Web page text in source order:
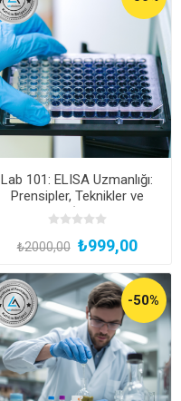
Lab 101: ELISA Uzmanlığı:
Prensipler, Teknikler ve
Uygulamalar (Katılım Belgeli,
Kayıttan Hemen İzle)
₺2000,00 ₺999,00
-50%